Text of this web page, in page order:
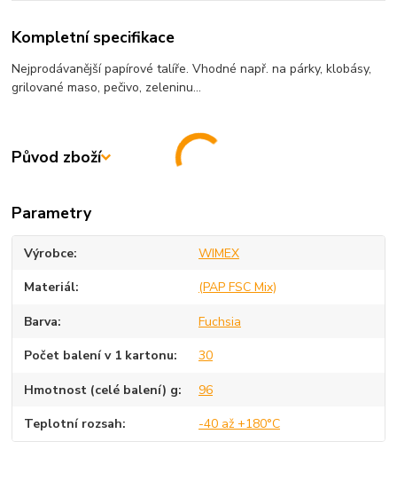
Kompletní specifikace
Nejprodávanější papírové talíře. Vhodné např. na párky, klobásy,
grilované maso, pečivo, zeleninu...
Původ zboží
Parametry
Výrobce WIMEX
Materiál (PAP FSC Mix)
Barva Fuchsia
Počet balení v 1 kartonu 30
Hmotnost (celé balení) g 96
Teplotní rozsah -40 až +180°C